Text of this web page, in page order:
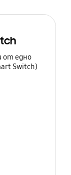
от едно
Switch)